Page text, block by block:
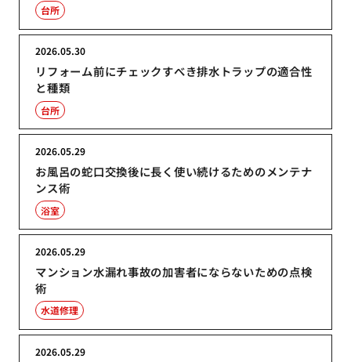
台所
リフォーム前にチェックすべき排水トラップの適合性
と種類
2026.05.30
台所
お風呂の蛇口交換後に長く使い続けるためのメンテナ
ンス術
2026.05.29
浴室
マンション水漏れ事故の加害者にならないための点検
術
2026.05.29
水道修理
2026.05.29